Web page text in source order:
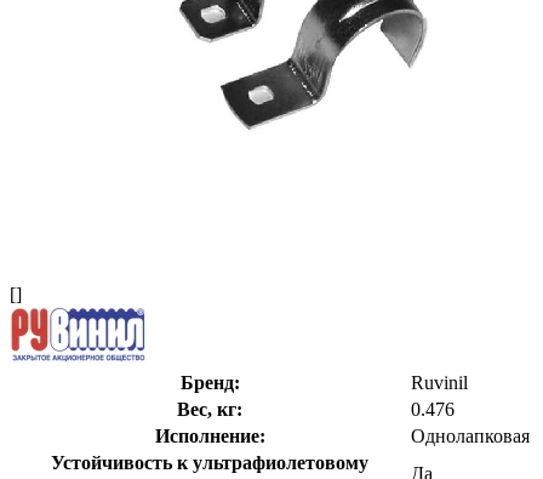
[]
Бренд:
Ruvinil
Вес, кг:
0.476
Исполнение:
Однолапковая
Устойчивость к ультрафиолетовому
Да